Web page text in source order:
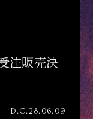
注販売決
D.C.28.06.09